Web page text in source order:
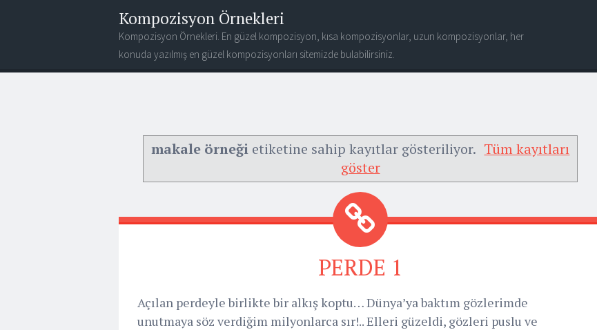
Kompozisyon Örnekleri
Kompozisyon Örnekleri. En güzel kompozisyon, kısa kompozisyonlar, uzun kompozisyonlar, her
konuda yazılmış en güzel kompozisyonları sitemizde bulabilirsiniz.
makale örneğietiketine sahip kayıtlar gösteriliyor. Tüm kayıtları
göster
PERDE 1
Açılan perdeyle birlikte bir alkış koptu… Dünya’ya baktım gözlerimde
unutmaya söz verdiğim milyonlarca sır!.. Elleri güzeldi, gözleri puslu ve